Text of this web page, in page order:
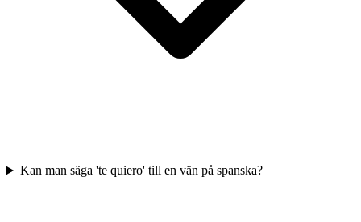
Kan man säga 'te quiero' till en vän på spanska?